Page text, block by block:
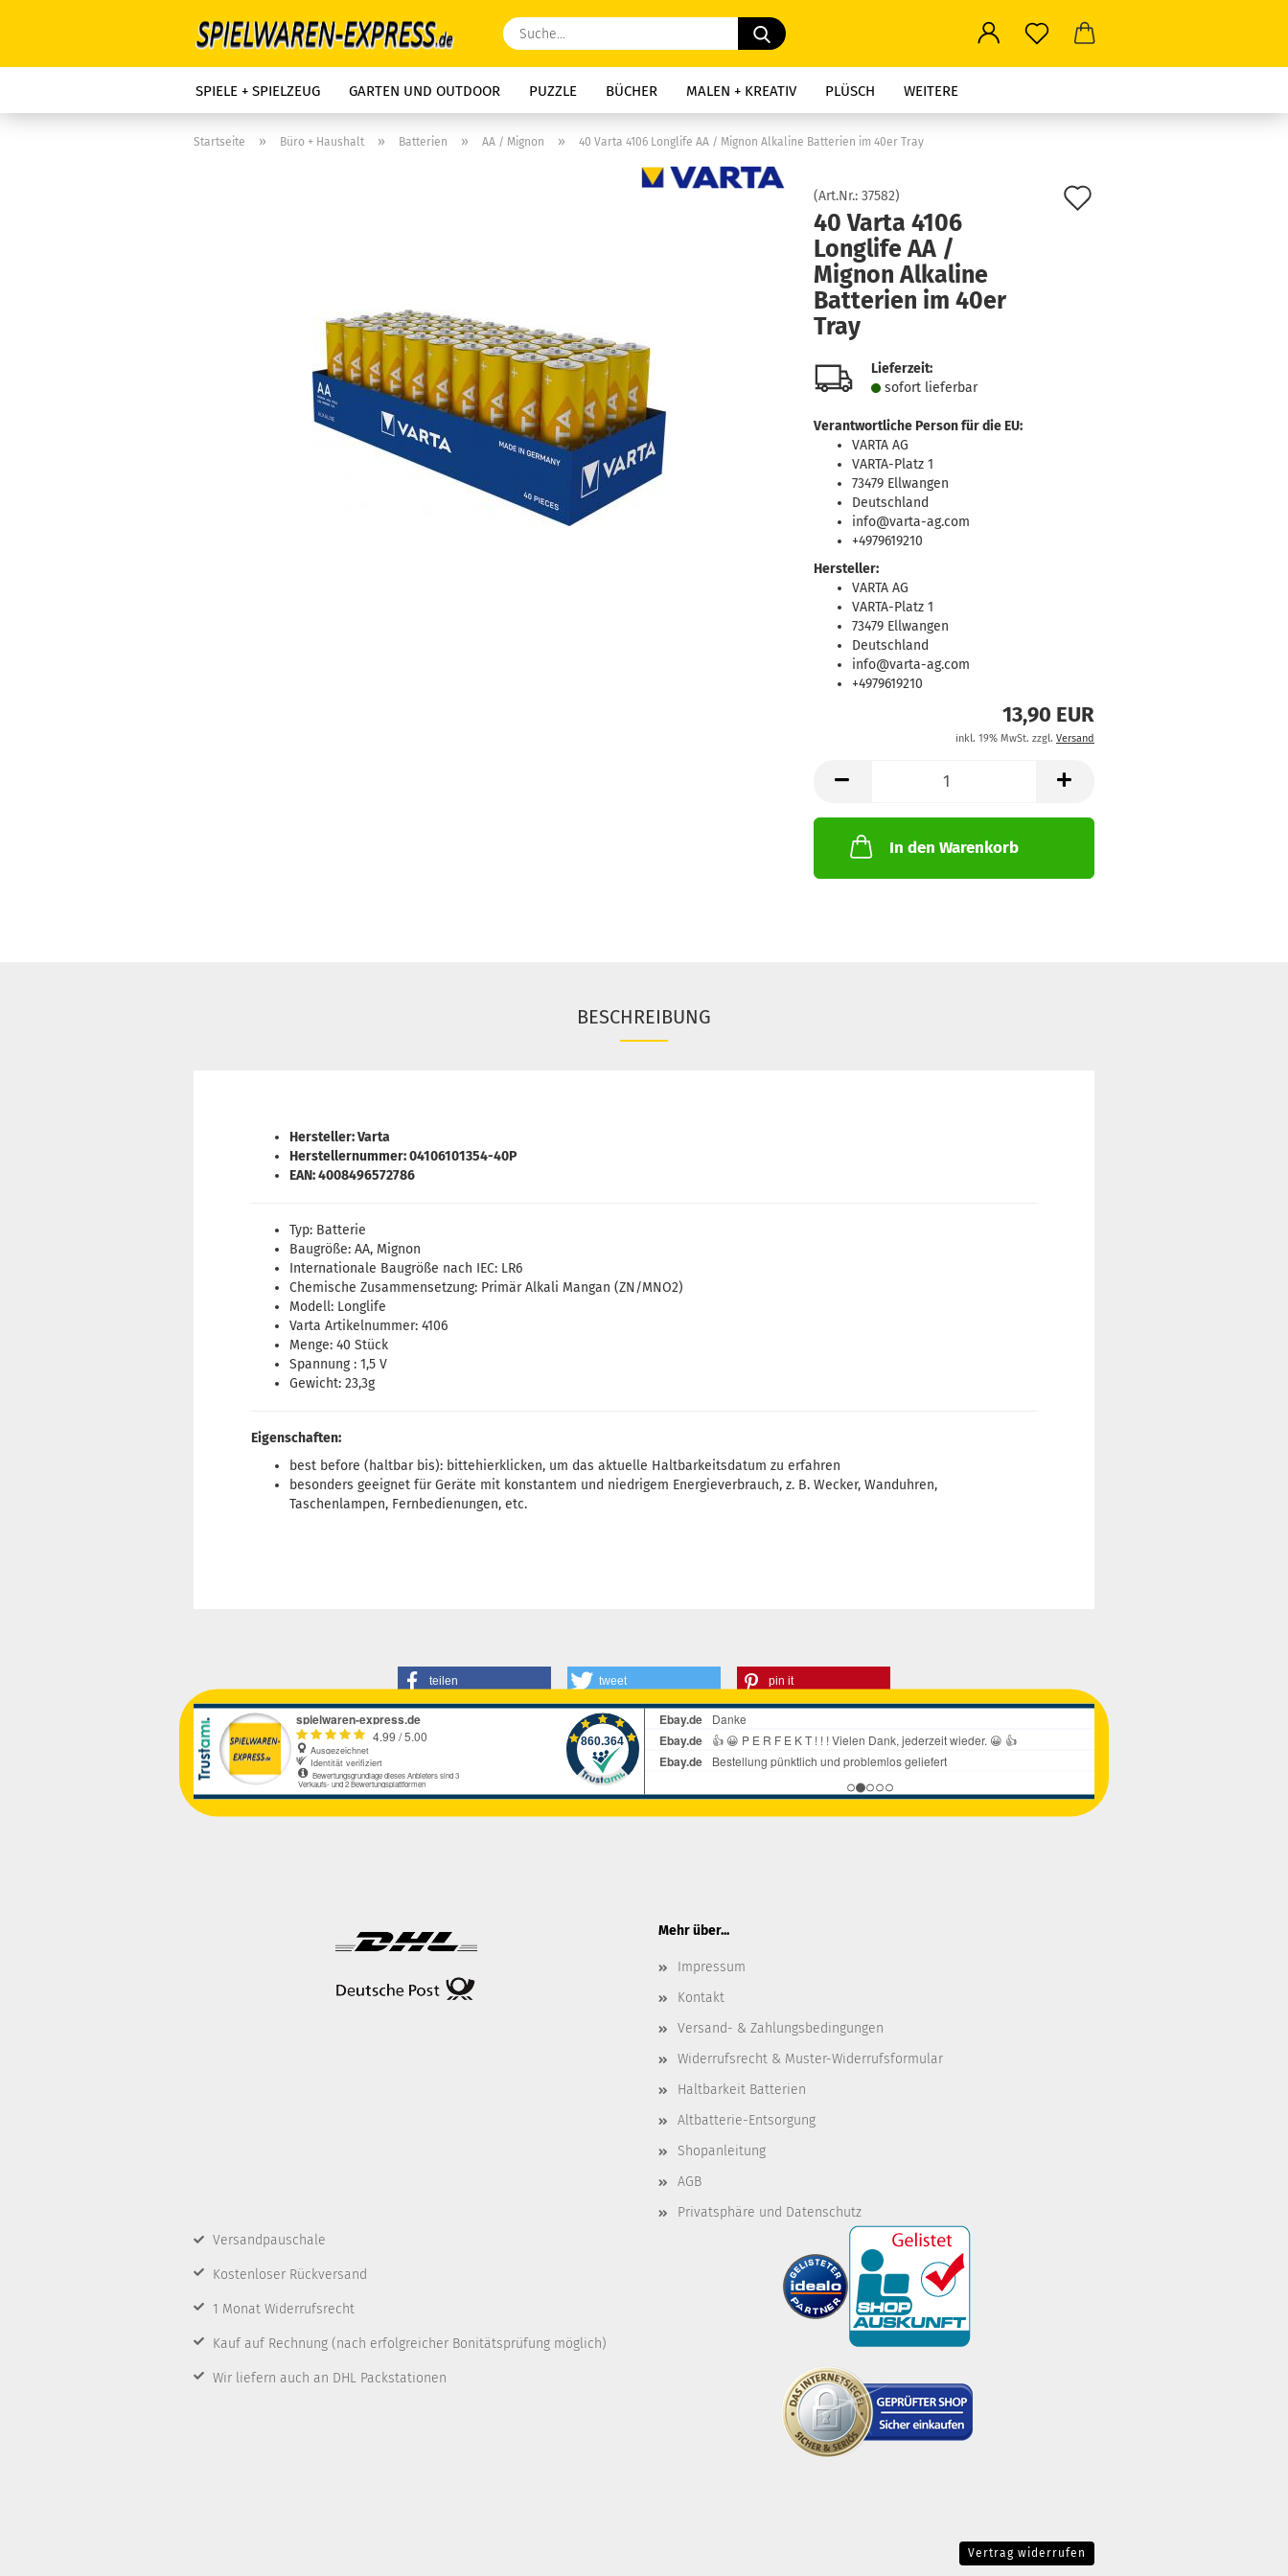
Suche...
SPIELE + SPIELZEUG GARTEN UND OUTDOOR PUZZLE BÜCHER MALEN + KREATIV PLÜSCH WEITERE
Startseite » Büro + Haushalt » Batterien » AA / Mignon » 40 Varta 4106 Longlife AA / Mignon Alkaline Batterien im 40er Tray
(Art.Nr.: 37582)
40 Varta 4106
Longlife AA /
Mignon Alkaline
Batterien im 40er
Tray
Lieferzeit:
sofort lie­fer­bar
Verantwortliche Person für die EU:
VARTA AG
VARTA-Platz 1
73479 Ellwangen
Deutschland
info@varta-ag.com
+4979619210
Hersteller:
VARTA AG
VARTA-Platz 1
73479 Ellwangen
Deutschland
info@varta-ag.com
+4979619210
13,90 EUR
inkl. 19% MwSt. zzgl. Versand
In den Warenkorb
BESCHREIBUNG
Hersteller: Varta
Herstellernummer: 04106101354-40P
EAN: 4008496572786
Typ: Batterie
Baugröße: AA, Mignon
Internationale Baugröße nach IEC: LR6
Chemische Zusammensetzung: Primär Alkali Mangan (ZN/MNO2)
Modell: Longlife
Varta Artikelnummer: 4106
Menge: 40 Stück
Spannung : 1,5 V
Gewicht: 23,3g
Eigenschaften:
best before (haltbar bis): bittehierklicken, um das aktuelle Haltbarkeitsdatum zu erfahren
besonders geeignet für Geräte mit konstantem und niedrigem Energieverbrauch, z. B. Wecker, Wanduhren,
Taschenlampen, Fernbedienungen, etc.
teilen tweet pin it
Mehr über...
Impressum
Kontakt
Versand- & Zahlungsbedingungen
Widerrufsrecht & Muster-Widerrufsformular
Haltbarkeit Batterien
Altbatterie-Entsorgung
Shopanleitung
AGB
Privatsphäre und Datenschutz
Versandpauschale
Kostenloser Rückversand
1 Monat Widerrufsrecht
Kauf auf Rechnung (nach erfolgreicher Bonitätsprüfung möglich)
Wir liefern auch an DHL Packstationen
Vertrag widerrufen